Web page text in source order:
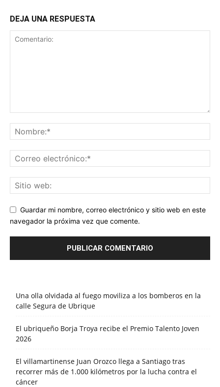
DEJA UNA RESPUESTA
Guardar mi nombre, correo electrónico y sitio web en este
navegador la próxima vez que comente.
Una olla olvidada al fuego moviliza a los bomberos en la
calle Segura de Ubrique
El ubriqueño Borja Troya recibe el Premio Talento Joven
2026
El villamartinense Juan Orozco llega a Santiago tras
recorrer más de 1.000 kilómetros por la lucha contra el
cáncer